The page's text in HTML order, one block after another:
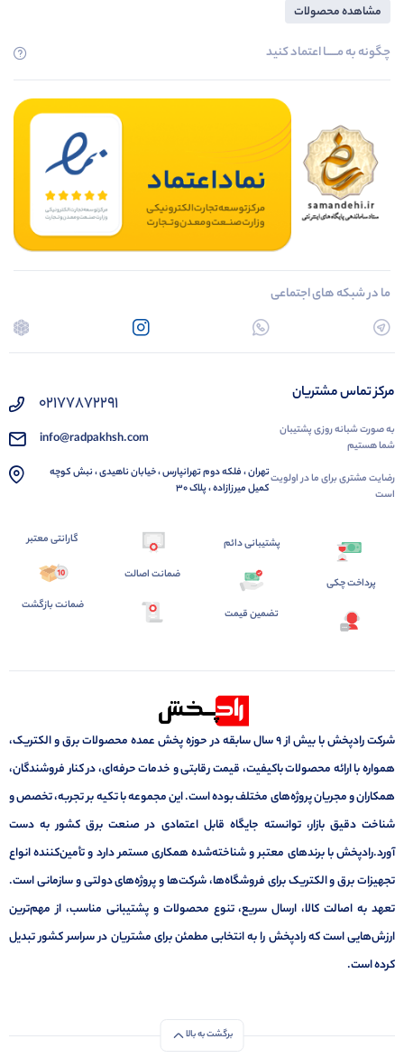
مشاهده محصولات
چگونه به مــــــا اعتماد کنید
ما در شبکه های اجتماعی
مرکز تماس مشتریان
به صورت شبانه روزی پشتیبان
شما هستیم
رضایت مشتری برای ما در اولویت
است
02177872291
info@radpakhsh.com
تهران ، فلکه دوم تهرانپارس ، خیابان ناهیدی ، نبش کوچه
کمیل میرزازاده ، پلاک 30
پرداخت چکی
پشتیبانی دائم
تضمین قیمت
ضمانت اصالت
گارانتی معتبر
ضمانت بازگشت
شرکت رادپخش با بیش از ۹ سال سابقه در حوزه پخش عمده محصولات برق و الکتریک،
همواره با ارائه محصولات باکیفیت، قیمت رقابتی و خدمات حرفه‌ای، در کنار فروشندگان،
همکاران و مجریان پروژه‌های مختلف بوده است. این مجموعه با تکیه بر تجربه، تخصص و
شناخت دقیق بازار، توانسته جایگاه قابل اعتمادی در صنعت برق کشور به دست
آورد.رادپخش با برندهای معتبر و شناخته‌شده همکاری مستمر دارد و تأمین‌کننده انواع
تجهیزات برق و الکتریک برای فروشگاه‌ها، شرکت‌ها و پروژه‌های دولتی و سازمانی است.
تعهد به اصالت کالا، ارسال سریع، تنوع محصولات و پشتیبانی مناسب، از مهم‌ترین
ارزش‌هایی است که رادپخش را به انتخابی مطمئن برای مشتریان در سراسر کشور تبدیل
کرده است.
برگشت به بالا